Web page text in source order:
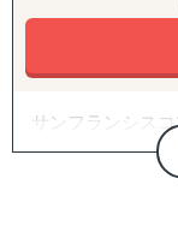
取引先信用調査
■経営コンサルテ
各種取引に伴う
契約書Review（
サンフランシス
き、日本企業の
す。自らも米国